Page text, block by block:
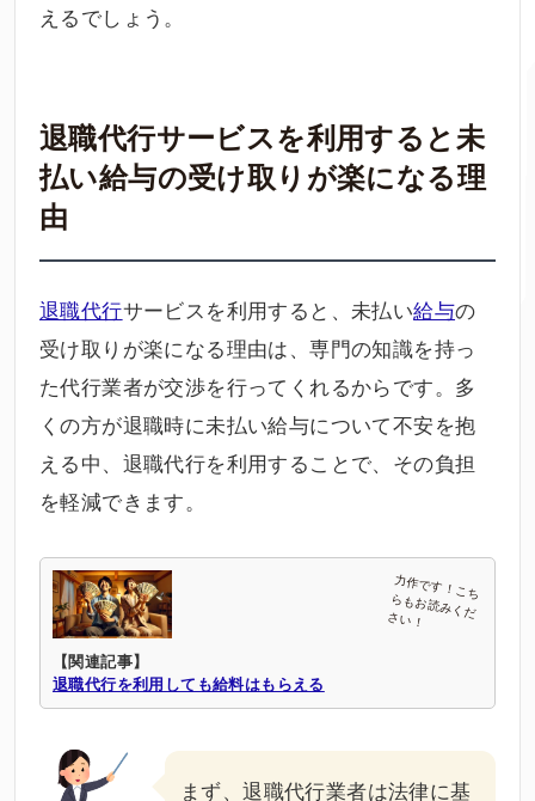
えるでしょう。
退職代行サービスを利用すると未
払い給与の受け取りが楽になる理
由
退職代行サービスを利用すると、未払い給与の
受け取りが楽になる理由は、専門の知識を持っ
た代行業者が交渉を行ってくれるからです。多
くの方が退職時に未払い給与について不安を抱
える中、退職代行を利用することで、その負担
を軽減できます。
【関連記事】
退職代行を利用しても給料はもらえる
まず、退職代行業者は法律に基